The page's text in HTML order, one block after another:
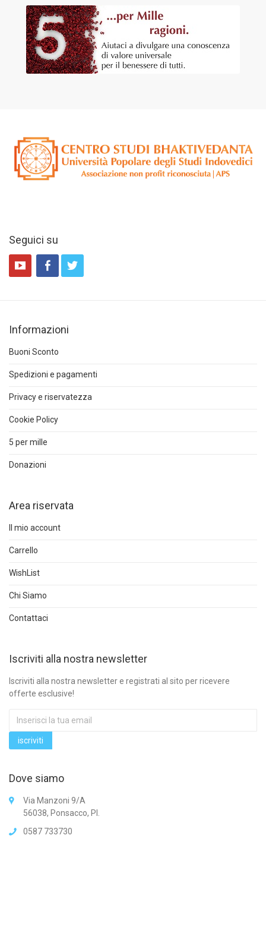
Seguici su
Informazioni
Buoni Sconto
Spedizioni e pagamenti
Privacy e riservatezza
Cookie Policy
5 per mille
Donazioni
Area riservata
Il mio account
Carrello
WishList
Chi Siamo
Contattaci
Iscriviti alla nostra newsletter
Iscriviti alla nostra newsletter e registrati al sito per ricevere
offerte esclusive!
Dove siamo
Via Manzoni 9/A
56038, Ponsacco, PI.
0587 733730